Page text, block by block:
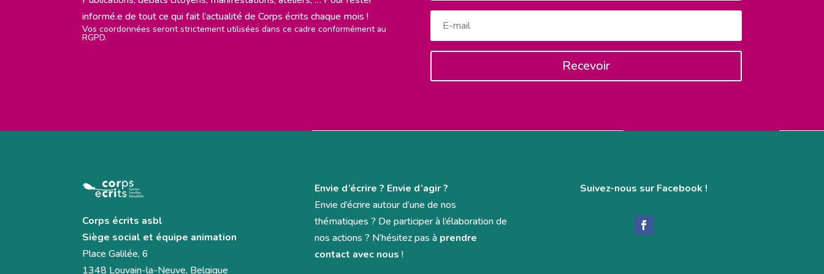
informé.e de tout ce qui fait l’actualité de Corps écrits chaque mois !
Vos coordonnées seront strictement utilisées dans ce cadre conformément au
RGPD.
Recevoir
Corps écrits asbl
Siège social et équipe animation
Place Galilée, 6
1348 Louvain-la-Neuve, Belgique
Envie d’écrire ? Envie d’agir ?
Envie d’écrire autour d’une de nos
thématiques ? De participer à l’élaboration de
nos actions ? N’hésitez pas à prendre
contact avec nous !
Suivez-nous sur Facebook !